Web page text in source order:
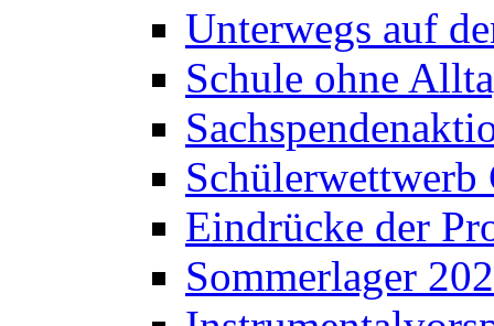
Unterwegs auf
Schule ohne
Schülerwettwerb
Eindrücke der
Sommerlager